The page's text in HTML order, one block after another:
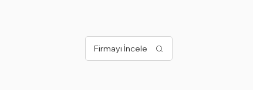
Firmayı İncele